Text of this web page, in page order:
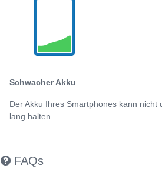
Schwacher Akku
Der Akku Ihres Smartphones kann nicht
lang halten.
FAQs